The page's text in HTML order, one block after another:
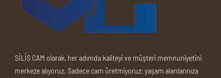
SİLİS CAM olarak, her adımda kaliteyi ve müşteri memnuniyetini
merkeze alıyoruz. Sadece cam üretmiyoruz; yaşam alanlarınıza